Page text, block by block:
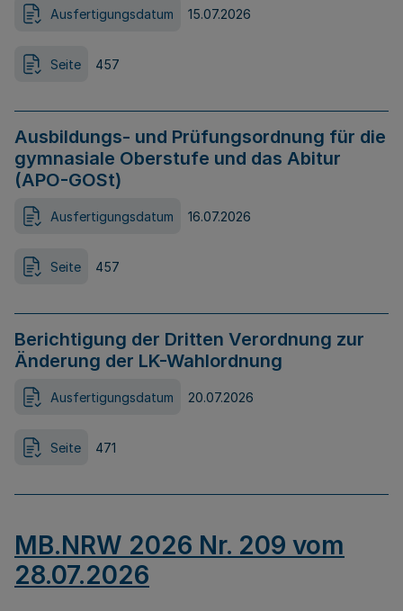
Ausfertigungsdatum 15.07.2026
Seite 457
Ausbildungs- und Prüfungsordnung für die
gymnasiale Oberstufe und das Abitur
(APO-GOSt)
Ausfertigungsdatum 16.07.2026
Seite 457
Berichtigung der Dritten Verordnung zur
Änderung der LK-Wahlordnung
Ausfertigungsdatum 20.07.2026
Seite 471
MB.NRW 2026 Nr. 209 vom
28.07.2026